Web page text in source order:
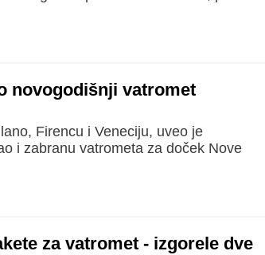
novogodišnji vatromet
Firencu i Veneciju, uveo je
i zabranu vatrometa za doček Nove
za vatromet - izgorele dve